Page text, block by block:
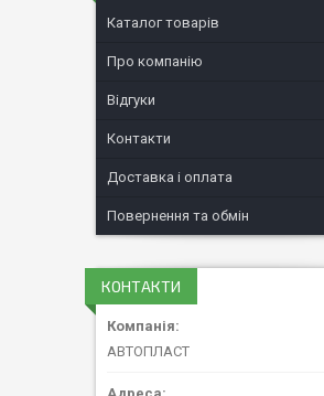
Каталог товарів
Про компанію
Відгуки
Контакти
Доставка і оплата
Повернення та обмін
КОНТАКТИ
АВТОПЛАСТ